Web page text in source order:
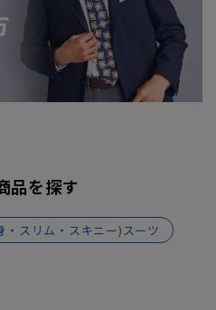
品を探す
・スリム・スキニー)スーツ